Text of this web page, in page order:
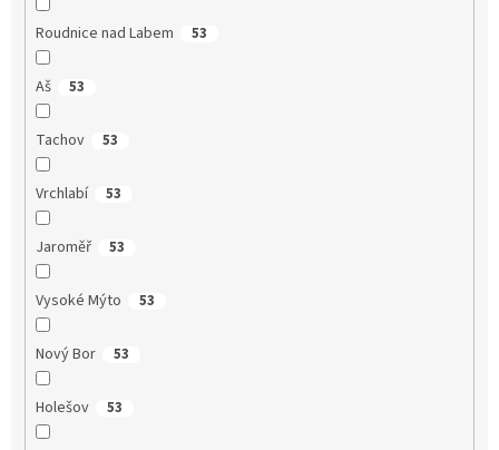
Roudnice nad Labem 53
Aš 53
Tachov 53
Vrchlabí 53
Jaroměř 53
Vysoké Mýto 53
Nový Bor 53
Holešov 53